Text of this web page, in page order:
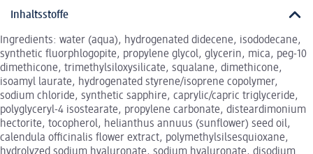
Inhaltsstoffe
Ingredients: water (aqua), hydrogenated didecene, isododecane,
synthetic fluorphlogopite, propylene glycol, glycerin, mica, peg-10
dimethicone, trimethylsiloxysilicate, squalane, dimethicone,
isoamyl laurate, hydrogenated styrene/isoprene copolymer,
sodium chloride, synthetic sapphire, caprylic/capric triglyceride,
polyglyceryl-4 isostearate, propylene carbonate, disteardimonium
hectorite, tocopherol, helianthus annuus (sunflower) seed oil,
calendula officinalis flower extract, polymethylsilsesquioxane,